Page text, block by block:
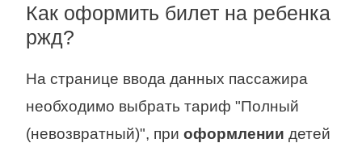
Как оформить билет на ребенка
ржд?
На странице ввода данных пассажира
необходимо выбрать тариф "Полный
(невозвратный)", при оформлении детей